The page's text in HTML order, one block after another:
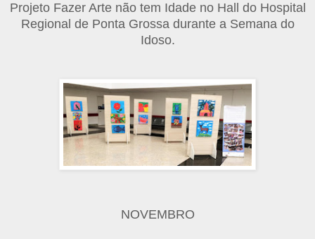
Projeto Fazer Arte não tem Idade no Hall do Hospital
Regional de Ponta Grossa durante a Semana do
Idoso.
NOVEMBRO